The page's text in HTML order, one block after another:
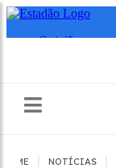
HOME NOTÍCIAS